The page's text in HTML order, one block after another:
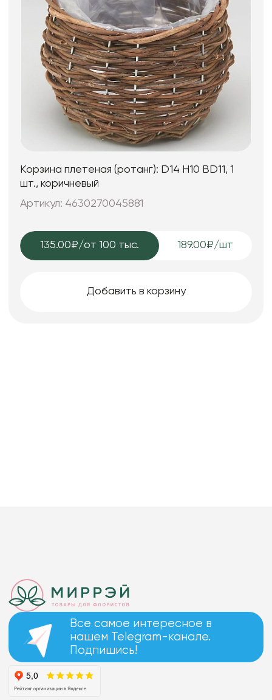
Корзина плетеная (ротанг): D14 H10 BD11, 1
шт., коричневый
Артикул: 4630270045881
135.00₽/от 100 тыс. 189.00₽/шт
Добавить в корзину
Все самое интересное в
нашем Telegram-канале.
Подпишись!